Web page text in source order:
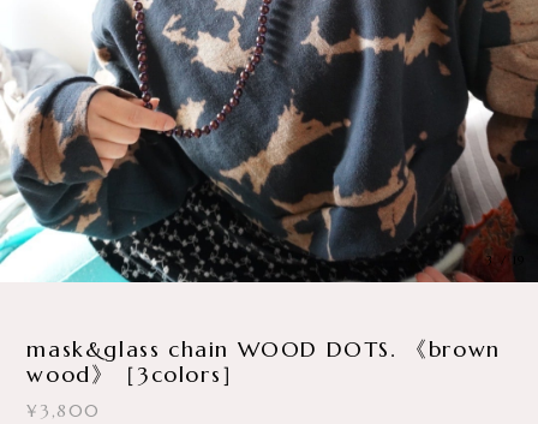
4 /
mask&glass chain WOOD DOTS. 《brown
wood》［3colors］
¥3,800